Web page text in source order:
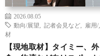
2026.08.05
動向/展望
記者会見など
雇用/
材
【現地取材】タイミー、外